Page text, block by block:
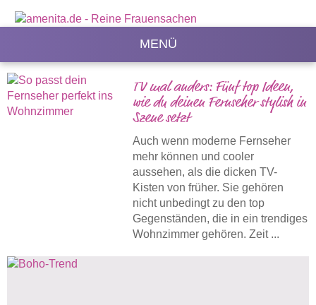
MENÜ
TV mal anders: Fünf top Ideen,
wie du deinen Fernseher stylish in
Szene setzt
Auch wenn moderne Fernseher
mehr können und cooler
aussehen, als die dicken TV-
Kisten von früher. Sie gehören
nicht unbedingt zu den top
Gegenständen, die in ein trendiges
Wohnzimmer gehören. Zeit ...